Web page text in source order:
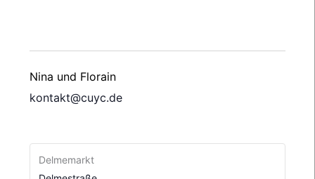
Nina und Florain
kontakt@cuyc.de
Delmemarkt